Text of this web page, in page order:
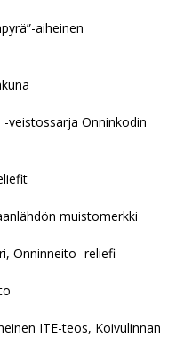
aiheinen
veistossarja Onninkodin
muistomerkki
Onninneito -reliefi
ITE-teos, Koivulinnan